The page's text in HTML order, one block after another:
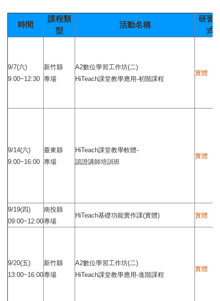
時間
課程類
型
活動名稱
研習
式
9/7(六)
9:00~12:30
新竹縣
專場
A2數位學習工作坊(二)
HiTeach課堂教學應用-初階課程
實體
9/14(六)
9:00~16:00
臺東縣
專場
HiTeach課堂教學軟體-
認證講師培訓班
實體
9/19(四)
09:00~12:00
南投縣
專場
HiTeach基礎功能實作課(實體) 實體
9/20(五)
13:00~16:00
新竹縣
專場
A2數位學習工作坊(二)
HiTeach課堂教學應用-進階課程
實體